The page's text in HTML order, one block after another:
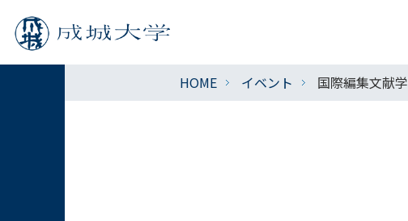
HOME イベント 国際編集文献